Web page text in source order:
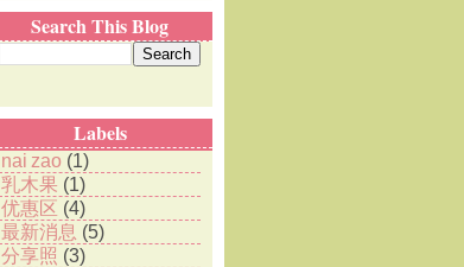
Search This Blog
Labels
nai zao (1)
乳木果 (1)
优惠区 (4)
最新消息 (5)
分享照 (3)